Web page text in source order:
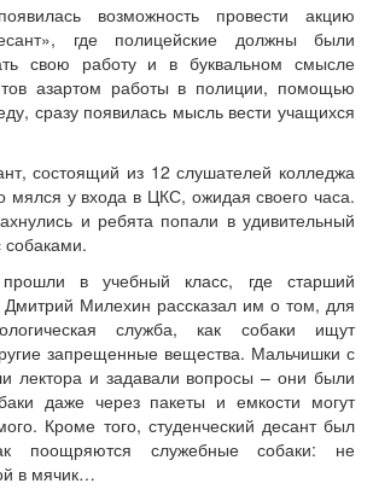
возможность провести акцию
где полицейские должны были
свою работу и в буквальном смысле
азартом работы в полиции, помощью
сразу появилась мысль вести учащихся
состоящий из 12 слушателей колледжа
у входа в ЦКС, ожидая своего часа.
и ребята попали в удивительный
собаками.
в учебный класс, где старший
Дмитрий Милехин рассказал им о том, для
служба, как собаки ищут
запрещенные вещества. Мальчишки с
лектора и задавали вопросы – они были
даже через пакеты и емкости могут
Кроме того, студенческий десант был
поощряются служебные собаки: не
в мячик…